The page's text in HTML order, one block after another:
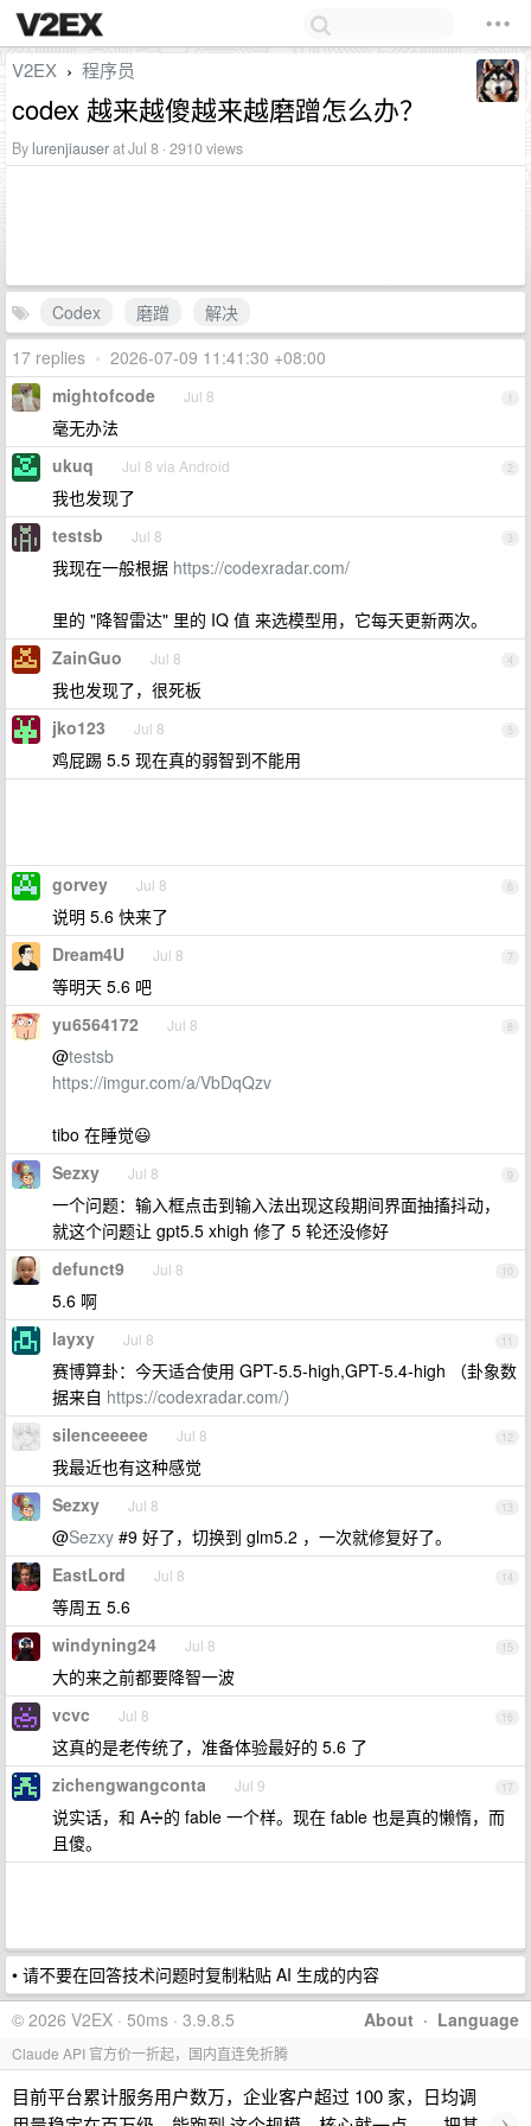
V2EX › 程序员
codex 越来越傻越来越磨蹭怎么办？
By lurenjiauserat Jul 8 · 2910 views
Codex 磨蹭
解决
17 replies • 2026-07-09 11:41:30 +08:00
1
mightofcode Jul 8
毫无办法
2
ukuq Jul 8 via Android
我也发现了
3
testsb Jul 8
我现在一般根据 https://codexradar.com/
里的 "降智雷达" 里的 IQ 值 来选模型用，它每天更新两次。
4
ZainGuo Jul 8
我也发现了，很死板
5
jko123 Jul 8
鸡屁踢 5.5 现在真的弱智到不能用
6
gorvey Jul 8
说明 5.6 快来了
7
Dream4U Jul 8
等明天 5.6 吧
8
yu6564172 Jul 8
@testsb
https://imgur.com/a/VbDqQzv
tibo 在睡觉😃
9
Sezxy Jul 8
一个问题：输入框点击到输入法出现这段期间界面抽搐抖动，
就这个问题让 gpt5.5 xhigh 修了 5 轮还没修好
10
defunct9 Jul 8
5.6 啊
11
layxy Jul 8
赛博算卦：今天适合使用 GPT-5.5-high,GPT-5.4-high （卦象数
据来自 https://codexradar.com/）
12
silenceeeee Jul 8
我最近也有这种感觉
13
Sezxy Jul 8
@Sezxy #9 好了，切换到 glm5.2 ，一次就修复好了。
14
EastLord Jul 8
等周五 5.6
15
windyning24 Jul 8
大的来之前都要降智一波
16
vcvc Jul 8
这真的是老传统了，准备体验最好的 5.6 了
17
zichengwangconta Jul 9
说实话，和 A➗的 fable 一个样。现在 fable 也是真的懒惰，而
且傻。
• 请不要在回答技术问题时复制粘贴 AI 生成的内容
About · Language
© 2026 V2EX · 50ms · 3.9.8.5
Claude API 官方价一折起，国内直连免折腾
目前平台累计服务用户数万，企业客户超过 100 家，日均调